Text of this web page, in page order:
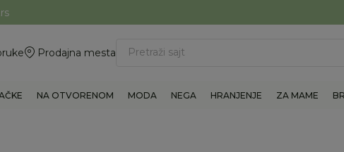
je pomoć? Pozovite 011/6960777
Prodajna mesta Pretraži sajt
NA OTVORENOM MODA NEGA HRANJENJE ZA MAME